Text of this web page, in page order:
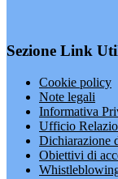
Sezione Link
Cookie policy
Note legali
Informativa
Ufficio
Dichiarazione
Obiettivi di